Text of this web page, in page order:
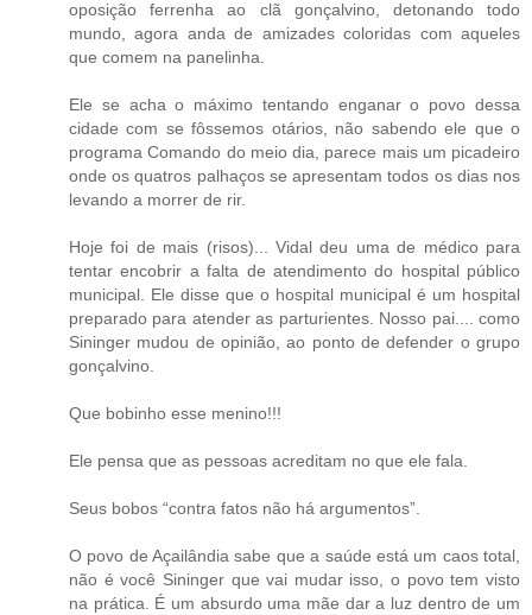
oposição ferrenha ao clã gonçalvino, detonando todo
mundo, agora anda de amizades coloridas com aqueles
que comem na panelinha.
Ele se acha o máximo tentando enganar o povo dessa
cidade com se fôssemos otários, não sabendo ele que o
programa Comando do meio dia, parece mais um picadeiro
onde os quatros palhaços se apresentam todos os dias nos
levando a morrer de rir.
Hoje foi de mais (risos)... Vidal deu uma de médico para
tentar encobrir a falta de atendimento do hospital público
municipal. Ele disse que o hospital municipal é um hospital
preparado para atender as parturientes. Nosso pai.... como
Sininger mudou de opinião, ao ponto de defender o grupo
gonçalvino.
Que bobinho esse menino!!!
Ele pensa que as pessoas acreditam no que ele fala.
Seus bobos “contra fatos não há argumentos”.
O povo de Açailândia sabe que a saúde está um caos total,
não é você Sininger que vai mudar isso, o povo tem visto
na prática. É um absurdo uma mãe dar a luz dentro de um